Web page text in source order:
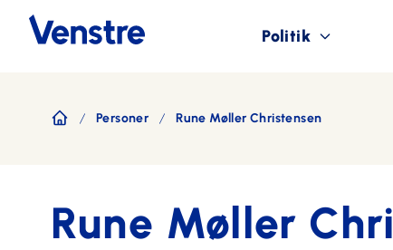
Politik
Personer Rune Møller Christensen
Rune Møller